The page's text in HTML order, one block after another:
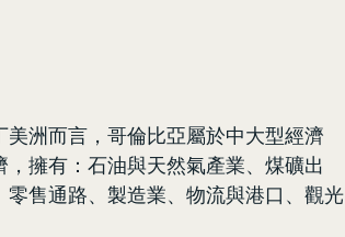
洲而言，哥倫比亞屬於中大型經濟
擁有：石油與天然氣產業、煤礦出
售通路、製造業、物流與港口、觀光